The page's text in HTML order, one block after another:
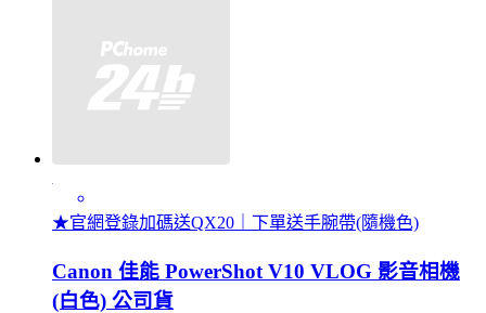
★官網登錄加碼送QX20｜下單送手腕帶(隨機色)
Canon 佳能 PowerShot V10 VLOG 影音相機
(白色) 公司貨